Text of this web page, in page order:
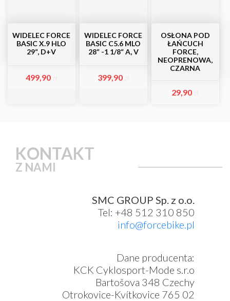
WIDELEC FORCE
BASIC X.9 HLO
29“, D+V
499,90
WIDELEC FORCE
BASIC C5.6 MLO
28“ -1 1/8“ A, V
399,90
OSŁONA POD
ŁAŃCUCH
FORCE,
NEOPRENOWA,
CZARNA
29,90
KONTAKT
Z NAMI
SMC GROUP Sp. z o.o.
Tel: +48 512 310 850
info@forcebike.pl
Dane producenta:
KCK Cyklosport-Mode s.r.o
Bartošova 348 Czechy
Otrokovice-Kvítkovice 765 02